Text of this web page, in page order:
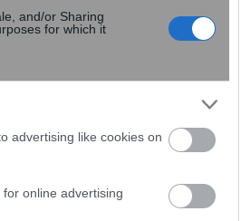
and/or Sharing
for which it
advertising like cookies on
online advertising
συνολικός